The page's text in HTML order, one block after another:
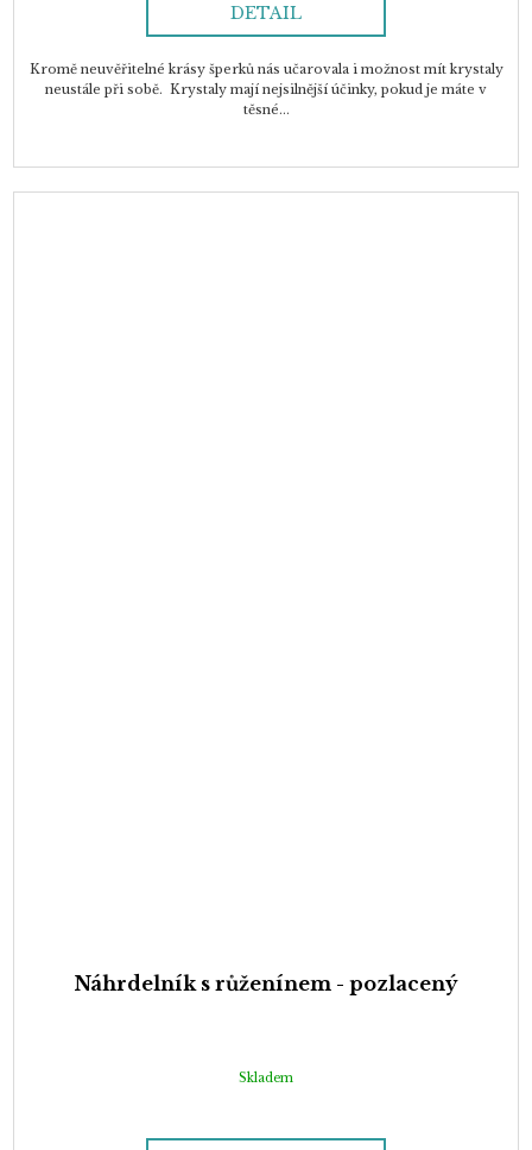
DETAIL
Kromě neuvěřitelné krásy šperků nás učarovala i možnost mít krystaly
neustále při sobě. Krystaly mají nejsilnější účinky, pokud je máte v
těsné...
Náhrdelník s růženínem - pozlacený
Skladem